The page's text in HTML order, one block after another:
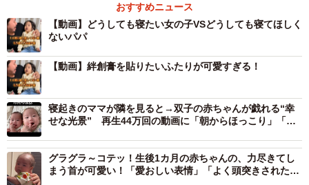
おすすめニュース
【動画】どうしても寝たい女の子VSどうしても寝てほしく
ないパパ
【動画】絆創膏を貼りたいふたりが可愛すぎる！
寝起きのママが隣を見ると→双子の赤ちゃんが戯れる“幸
せな光景” 再生44万回の動画に「朝からほっこり」「大
グラグラ～コテッ！生後1カ月の赤ちゃんの、力尽きてし
まう首が可愛い！「愛おしい表情」「よく頭突きされたな